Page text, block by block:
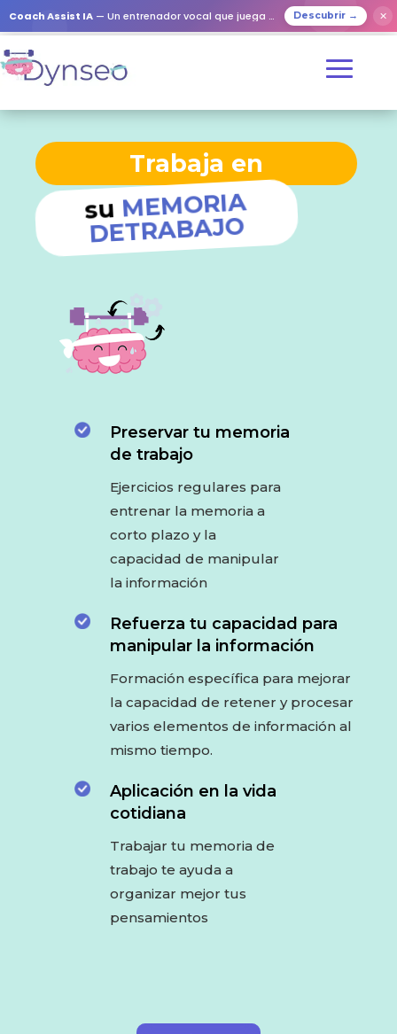
Coach Assist IA — Un entrenador vocal que juega con tus seres queridos Descubrir → ✕
Trabaja en
su MEMORIA
DETRABAJO
Preservar tu memoria
de trabajo
Ejercicios regulares para
entrenar la memoria a
corto plazo y la
capacidad de manipular
la información
Refuerza tu capacidad para
manipular la información
Formación específica para mejorar
la capacidad de retener y procesar
varios elementos de información al
mismo tiempo.
Aplicación en la vida
cotidiana
Trabajar tu memoria de
trabajo te ayuda a
organizar mejor tus
pensamientos